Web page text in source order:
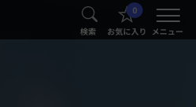
検索
0
お気に入り メニュー
®